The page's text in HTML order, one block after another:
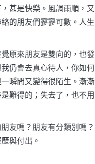
甚是快樂。風調雨順，又
的朋友們寥寥可數。人生
原來朋友是雙向的，也發
仍會去真心待人，你如何
瞬間又變得很陌生。漸漸
難得的；失去了，也不用
友嗎？朋友有分類別嗎？
與付出。